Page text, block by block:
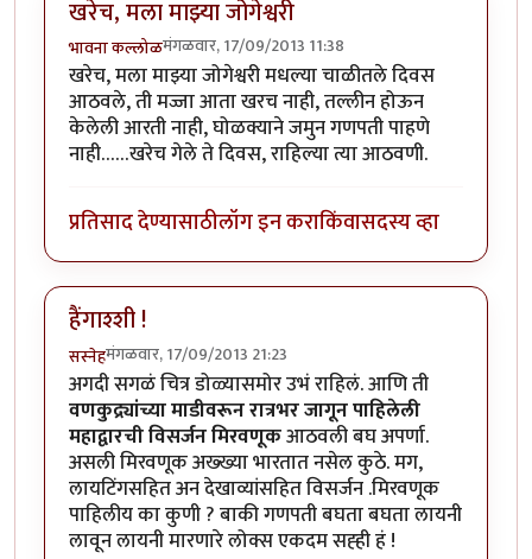
खरेच, मला माझ्या जोगेश्वरी
भावना कल्लोळमंगळवार, 17/09/2013 11:38
खरेच, मला माझ्या जोगेश्वरी मधल्या चाळीतले दिवस
आठवले, ती मज्जा आता खरच नाही, तल्लीन होऊन
केलेली आरती नाही, घोळक्याने जमुन गणपती पाहणे
नाही……खरेच गेले ते दिवस, राहिल्या त्या आठवणी.
प्रतिसाद देण्यासाठीलॉग इन कराकिंवासदस्य व्हा
हैंगाश्शी !
सस्नेहमंगळवार, 17/09/2013 21:23
अगदी सगळं चित्र डोळ्यासमोर उभं राहिलं. आणि ती
वणकुद्र्यांच्या माडीवरून रात्रभर जागून पाहिलेली
महाद्वारची विसर्जन मिरवणूकआठवली बघ अपर्णा.
असली मिरवणूक अख्ख्या भारतात नसेल कुठे. मग,
लायटिंगसहित अन देखाव्यांसहित विसर्जन .मिरवणूक
पाहिलीय का कुणी ? बाकी गणपती बघता बघता लायनी
लावून लायनी मारणारे लोक्स एकदम सह्ही हं !